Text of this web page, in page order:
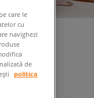
care le
cu
navighezi
de
politica